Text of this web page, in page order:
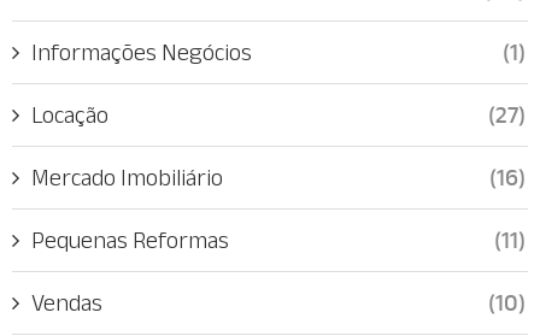
Informações Negócios (1)
Locação (27)
Mercado Imobiliário (16)
Pequenas Reformas (11)
Vendas (10)